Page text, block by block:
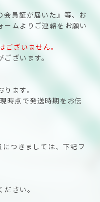
会員証が届いた』等、お
ームよりご連絡をお願い
ざいません。
ざいます。
ます。
時点で発送時期をお伝
つきましては、下記フ
さい。